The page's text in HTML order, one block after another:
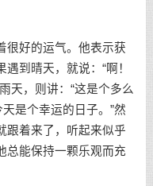
好的运气。他表示获
到晴天，就说：“啊！
天，则讲：“这是个多么
是个幸运的日子。”然
跟着来了，听起来似乎
总能保持一颗乐观而充